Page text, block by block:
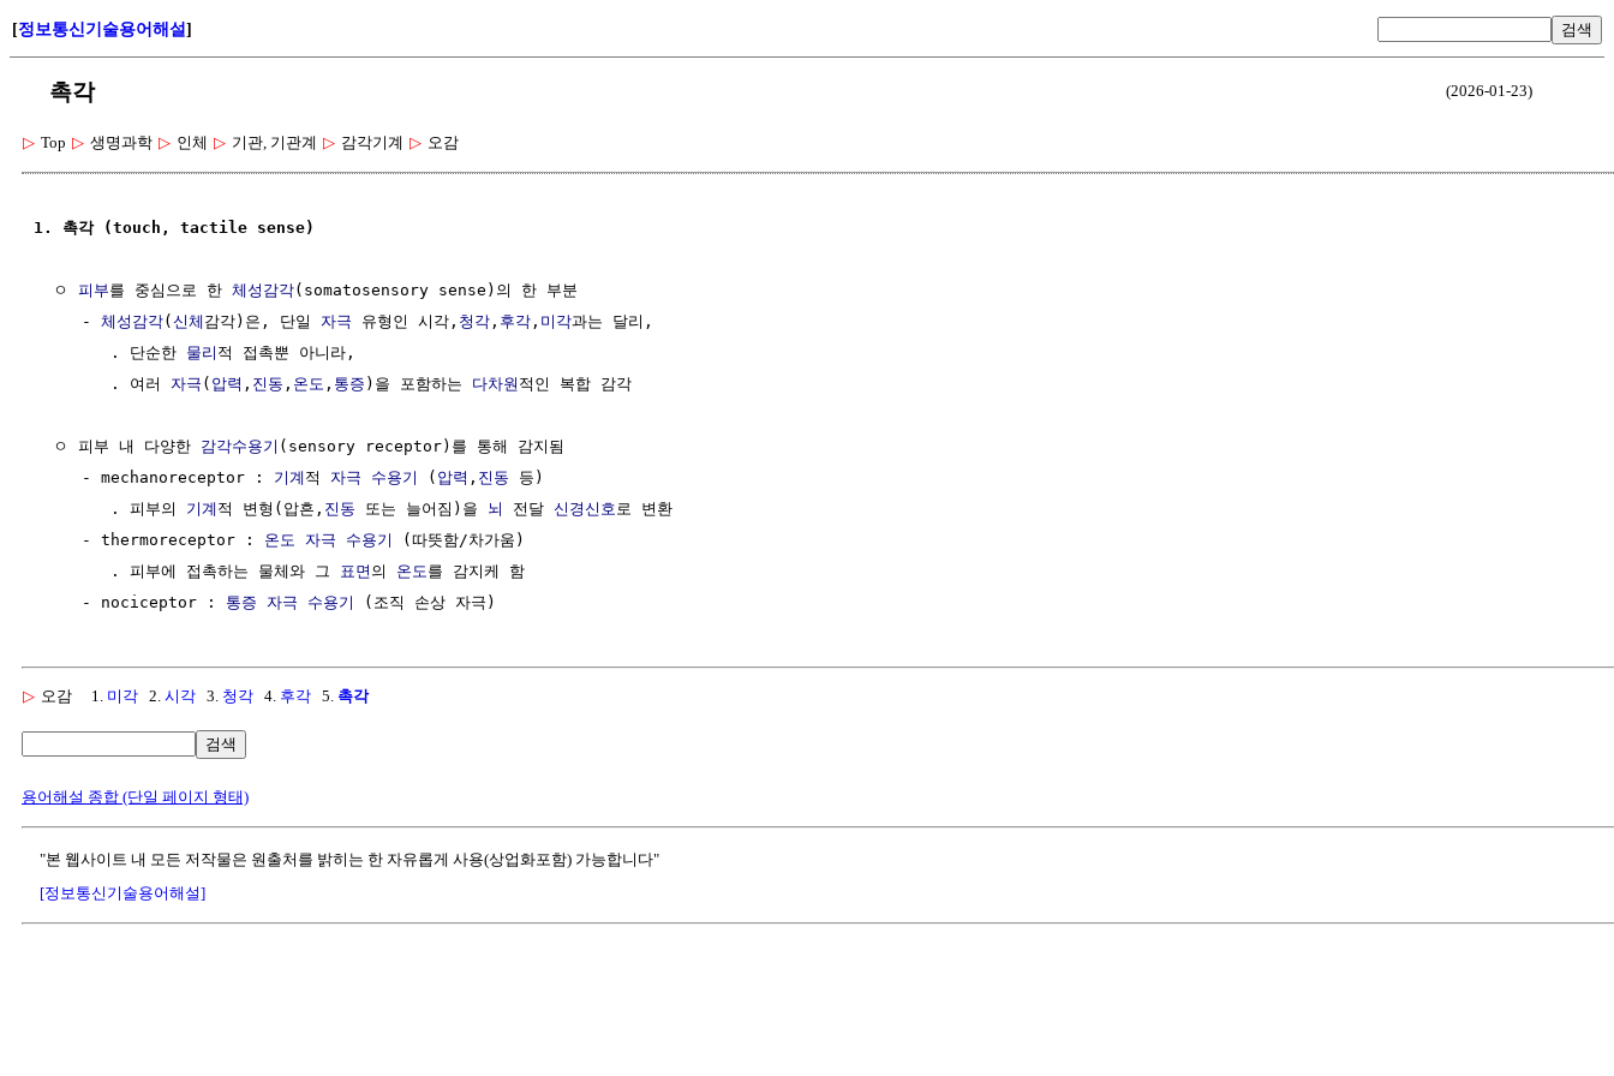
[정보통신기술용어해설] 검색
촉각 (2026-01-23)
▷ Top ▷ 생명과학 ▷ 인체 ▷ 기관, 기관계 ▷ 감각기계 ▷ 오감
1. 촉각 (touch, tactile sense)
  ㅇ
피부를 중심으로 한 체성감각(somatosensory sense)의 한 부분
     -
체성감각(신체 감각)은, 단일 자극 유형인 시각, 청각 , 후각 , 미각과는 달리,
        . 단순한
물리 적 접촉뿐 아니라,
        . 여러
자극 ( 압력 , 진동 , 온도 , 통증 )을 포함하는 다차원 적인 복합 감각
  ㅇ 피부 내 다양한
감각수용기 (sensory receptor)를 통해 감지됨
     - mechanoreceptor :
기계 적 자극 수용기 ( 압력 , 진동 등)
        . 피부의
기계 적 변형(압흔, 진동 또는 늘어짐)을 뇌 전달 신경신호 로 변환
     - thermoreceptor :
온도 자극 수용기
(따뜻함/차가움)
        . 피부에 접촉하는 물체와 그
표면 의 온도 를 감지케 함
     - nociceptor :
통증 자극 수용기
▷ 오감 1. 미각 2. 시각 3. 청각 4. 후각 5. 촉각
검색
용어해설 종합 (단일 페이지 형태)
"본 웹사이트 내 모든 저작물은 원출처를 밝히는 한 자유롭게 사용(상업화포함) 가능합니다"
[정보통신기술용어해설]